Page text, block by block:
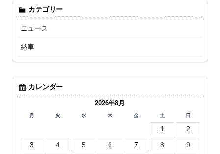
カテゴリー
ニュース
納車
カレンダー
2026年8月
月 火 水 木 金 土 日
1
2
3
4 5 6 7 8
9